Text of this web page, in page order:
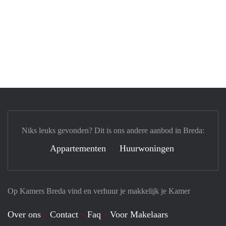
Op Kamers Breda vind en verhuur je makkelijk je Kamer
Over ons Contact Faq Voor Makelaars
Niks leuks gevonden? Dit is ons andere aanbod in Breda:
Appartementen Huurwoningen